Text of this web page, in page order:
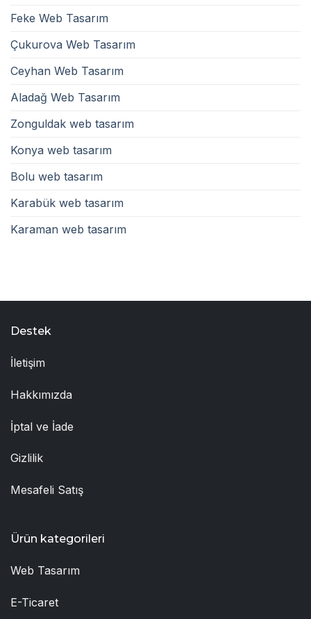
Feke Web Tasarım
Çukurova Web Tasarım
Ceyhan Web Tasarım
Aladağ Web Tasarım
Zonguldak web tasarım
Konya web tasarım
Bolu web tasarım
Karabük web tasarım
Karaman web tasarım
Destek
İletişim
Hakkımızda
İptal ve İade
Gizlilik
Mesafeli Satış
Ürün kategorileri
Web Tasarım
E-Ticaret